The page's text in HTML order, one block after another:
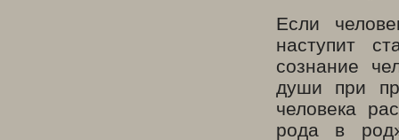
Если
наступит
сознание
души при
человека
рода в